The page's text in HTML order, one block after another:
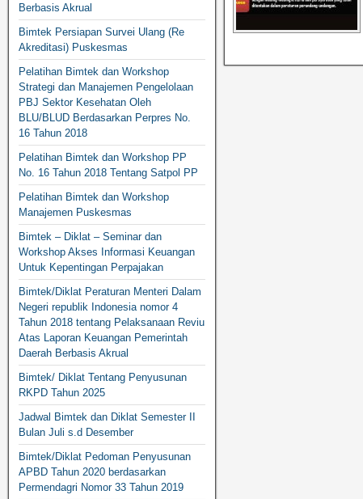
Berbasis Akrual
Bimtek Persiapan Survei Ulang (Re
Akreditasi) Puskesmas
Pelatihan Bimtek dan Workshop
Strategi dan Manajemen Pengelolaan
PBJ Sektor Kesehatan Oleh
BLU/BLUD Berdasarkan Perpres No.
16 Tahun 2018
Pelatihan Bimtek dan Workshop PP
No. 16 Tahun 2018 Tentang Satpol PP
Pelatihan Bimtek dan Workshop
Manajemen Puskesmas
Bimtek – Diklat – Seminar dan
Workshop Akses Informasi Keuangan
Untuk Kepentingan Perpajakan
Bimtek/Diklat Peraturan Menteri Dalam
Negeri republik Indonesia nomor 4
Tahun 2018 tentang Pelaksanaan Reviu
Atas Laporan Keuangan Pemerintah
Daerah Berbasis Akrual
Bimtek/ Diklat Tentang Penyusunan
RKPD Tahun 2025
Jadwal Bimtek dan Diklat Semester II
Bulan Juli s.d Desember
Bimtek/Diklat Pedoman Penyusunan
APBD Tahun 2020 berdasarkan
Permendagri Nomor 33 Tahun 2019